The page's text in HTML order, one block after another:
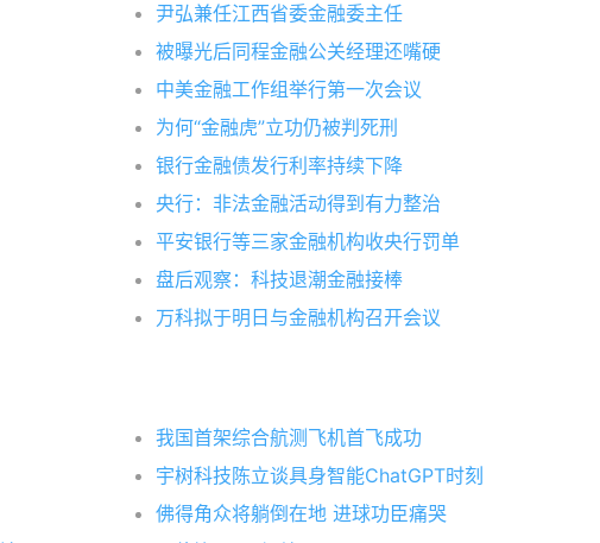
尹弘兼任江西省委金融委主任
被曝光后同程金融公关经理还嘴硬
中美金融工作组举行第一次会议
为何“金融虎”立功仍被判死刑
银行金融债发行利率持续下降
央行：非法金融活动得到有力整治
平安银行等三家金融机构收央行罚单
盘后观察：科技退潮金融接棒
万科拟于明日与金融机构召开会议
我国首架综合航测飞机首飞成功
宇树科技陈立谈具身智能ChatGPT时刻
佛得角众将躺倒在地 进球功臣痛哭